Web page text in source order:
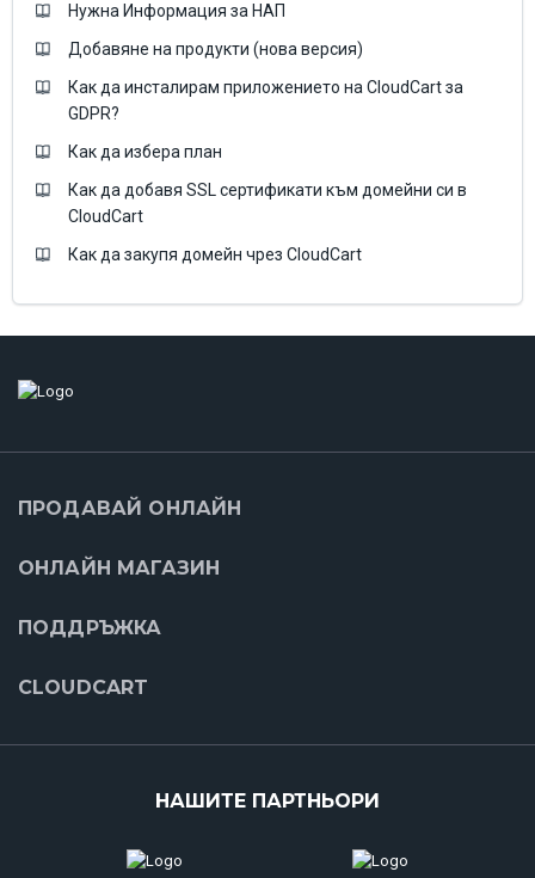
Нужна Информация за НАП
Добавяне на продукти (нова версия)
Как да инсталирам приложението на CloudCart за
GDPR?
Как да избера план
Как да добавя SSL сертификати към домейни си в
CloudCart
Как да закупя домейн чрез CloudCart
ПРОДАВАЙ ОНЛАЙН
ОНЛАЙН МАГАЗИН
ПОДДРЪЖКА
CLOUDCART
НАШИТЕ ПАРТНЬОРИ